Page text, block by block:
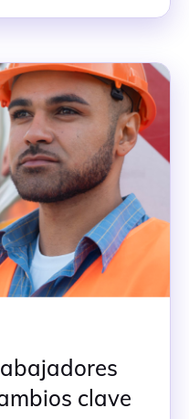
clave